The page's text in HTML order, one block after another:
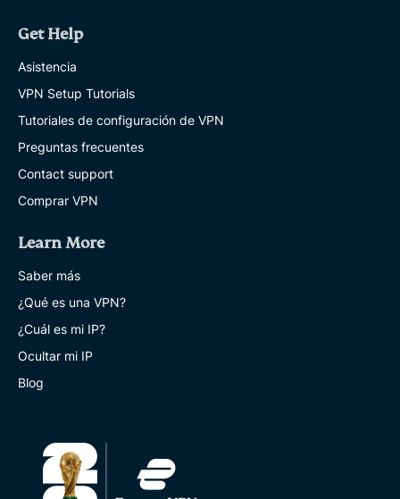
Get Help
Asistencia
VPN Setup Tutorials
Tutoriales de configuración de VPN
Preguntas frecuentes
Contact support
Comprar VPN
Learn More
Saber más
¿Qué es una VPN?
¿Cuál es mi IP?
Ocultar mi IP
Blog